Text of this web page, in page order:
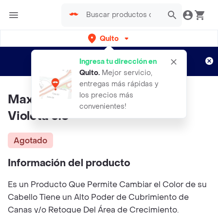
Quito
Ingresa tu dirección en
Quito. Mejor servicio,
entregas más rápidas y
los precios más
convenientes!
envíos gratis por semanas
Aplican TyC
Maxybelt Tinte Castaño Claro
Violeta 5.6
Agotado
Información del producto
Es un Producto Que Permite Cambiar el Color de su
Cabello Tiene un Alto Poder de Cubrimiento de
Canas y/o Retoque Del Área de Crecimiento.